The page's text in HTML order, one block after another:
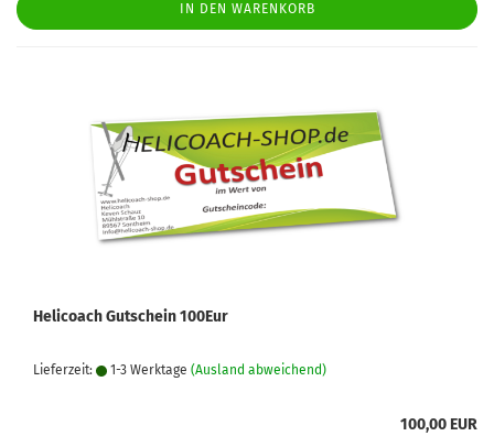
IN DEN WARENKORB
Helicoach Gutschein 100Eur
Lieferzeit: 1-3 Werktage (Ausland abweichend)
100,00 EUR